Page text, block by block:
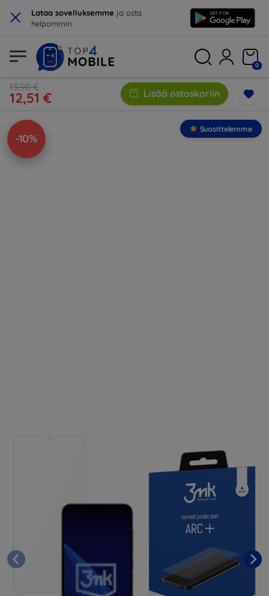
× Lataa sovelluksemme ja osta
helpommin.
0
13,90 €
12,51 € Lisää ostoskoriin
-10%
Suosittelemme